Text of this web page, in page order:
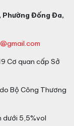
công ty tại
Bắc Từ
Phường Đống Đa,
Cơ quan cấp Sở
Bộ Công Thương
dưới 5,5%vol